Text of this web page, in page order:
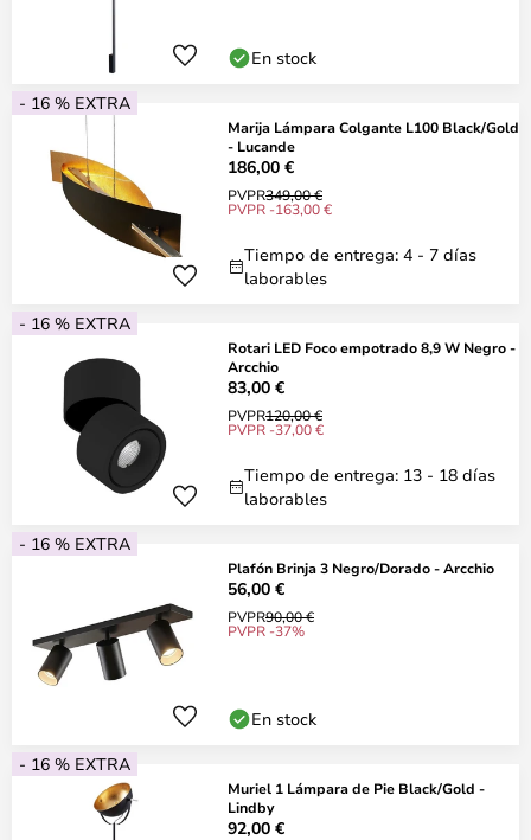
En stock
- 16 % EXTRA
Marija Lámpara Colgante L100 Black/Gold
- Lucande
186,00 €
PVPR349,00 €
PVPR -163,00 €
Tiempo de entrega: 4 - 7 días
laborables
- 16 % EXTRA
Rotari LED Foco empotrado 8,9 W Negro -
Arcchio
83,00 €
PVPR120,00 €
PVPR -37,00 €
Tiempo de entrega: 13 - 18 días
laborables
- 16 % EXTRA
Plafón Brinja 3 Negro/Dorado - Arcchio
56,00 €
PVPR90,00 €
PVPR -37%
En stock
- 16 % EXTRA
Muriel 1 Lámpara de Pie Black/Gold -
Lindby
92,00 €